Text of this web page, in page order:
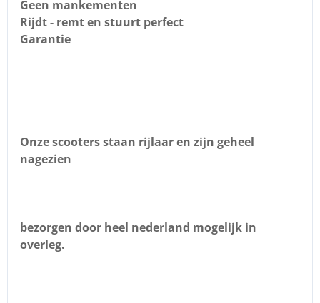
Geen mankementen
Rijdt - remt en stuurt perfect
Garantie
Onze scooters staan rijlaar en zijn geheel
nagezien
bezorgen door heel nederland mogelijk in
overleg.